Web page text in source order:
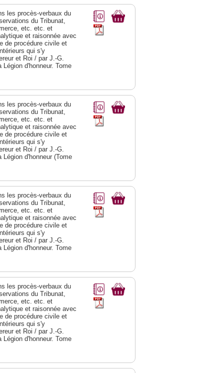
les procès-verbaux du
du Tribunat,
etc. etc. et
et raisonnée avec
de procédure civile et
qui s'y
et Roi / par J.-G.
d'honneur. Tome
les procès-verbaux du
du Tribunat,
etc. etc. et
et raisonnée avec
de procédure civile et
qui s'y
et Roi / par J.-G.
d'honneur (Tome
les procès-verbaux du
du Tribunat,
etc. etc. et
et raisonnée avec
de procédure civile et
qui s'y
et Roi / par J.-G.
d'honneur. Tome
les procès-verbaux du
du Tribunat,
etc. etc. et
et raisonnée avec
de procédure civile et
qui s'y
et Roi / par J.-G.
d'honneur. Tome